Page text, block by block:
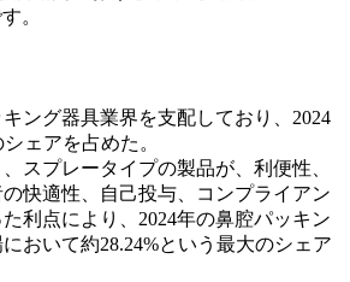
。
ング器具業界を支配しており、2024
ェアを占めた。
スプレータイプの製品が、利便性、
快適性、自己投与、コンプライアン
利点により、2024年の鼻腔パッキン
おいて約28.24%という最大のシェア